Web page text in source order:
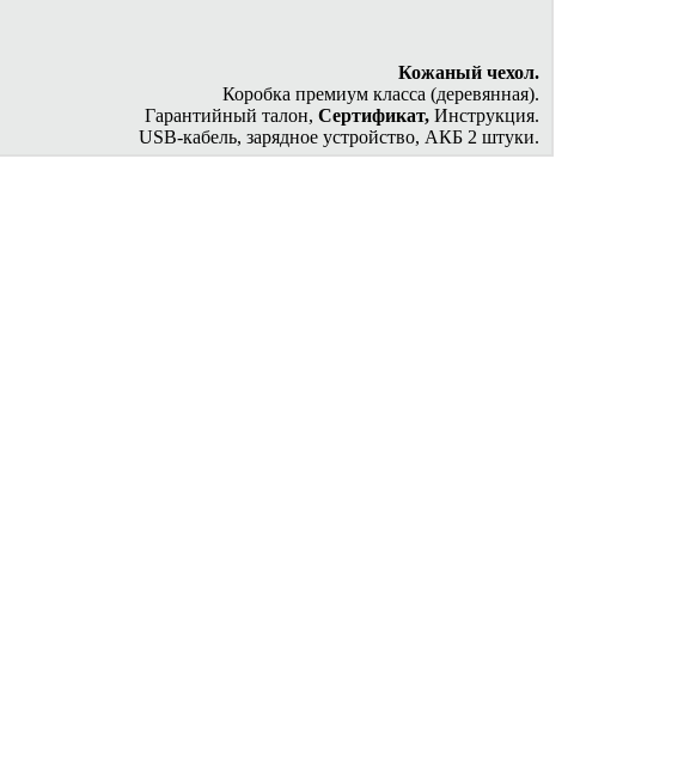
Кожаный чехол.
Коробка премиум класса (деревянная).
Гарантийный талон, Сертификат, Инструкция.
USB-кабель, зарядное устройство, АКБ 2 штуки.